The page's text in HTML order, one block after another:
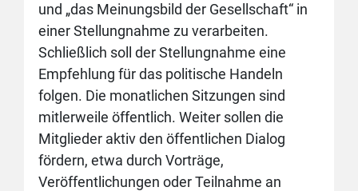
und „das Meinungsbild der Gesellschaft“ in
einer Stellungnahme zu verarbeiten.
Schließlich soll der Stellungnahme eine
Empfehlung für das politische Handeln
folgen. Die monatlichen Sitzungen sind
mitlerweile öffentlich. Weiter sollen die
Mitglieder aktiv den öffentlichen Dialog
fördern, etwa durch Vorträge,
Veröffentlichungen oder Teilnahme an